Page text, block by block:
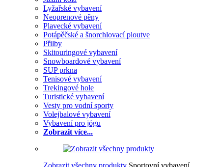
Lyžařské vybavení
Neoprenové pěny
Plavecké vybavení
Potápěčské a šnorchlovací ploutve
Přilby
Skitouringové vybavení
Snowboardové vybavení
SUP prkna
Tenisové vybavení
Trekingové hole
Turistické vybavení
Vesty pro vodní sporty
Volejbalové vybavení
Vybavení pro jógu
Zobrazit více...
Zobrazit všechny produkty Sportovní vybavení